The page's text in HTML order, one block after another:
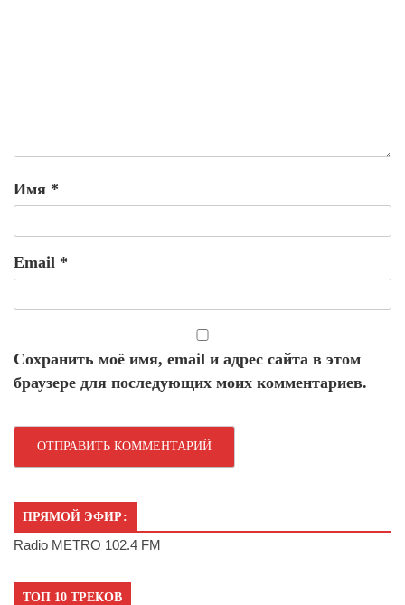
Имя *
Email *
Сохранить моё имя, email и адрес сайта в этом
браузере для последующих моих комментариев.
ПРЯМОЙ ЭФИР:
Radio METRO 102.4 FM
ТОП 10 ТРЕКОВ